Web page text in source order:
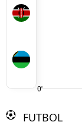
0'
FUTBOL